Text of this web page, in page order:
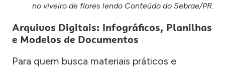
no viveiro de flores lendo Conteúdo do Sebrae/PR.
Arquivos Digitais: Infográficos, Planilhas
e Modelos de Documentos
Para quem busca materiais práticos e